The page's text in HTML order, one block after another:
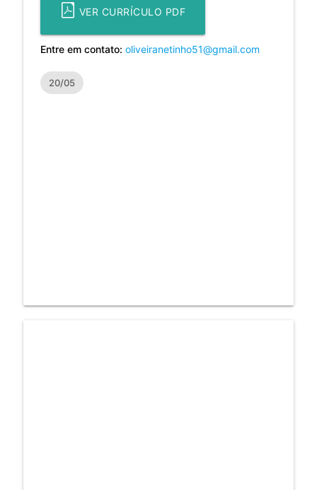
VER CURRÍCULO PDF
Entre em contato: oliveiranetinho51@gmail.com
20/05